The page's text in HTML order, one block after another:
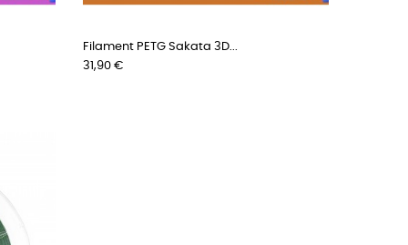
Filament PETG Sakata 3D...
Preis
31,90 €